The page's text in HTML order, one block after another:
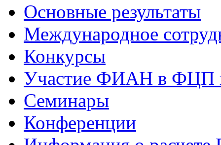
Основные результаты
Международное
Конкурсы
Участие ФИАН в ФЦП
Семинары
Конференции